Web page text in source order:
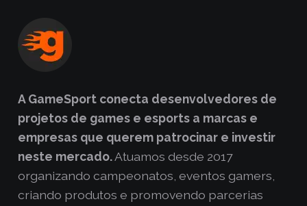
A GameSport conecta desenvolvedores de
projetos de games e esports a marcas e
empresas que querem patrocinar e investir
neste mercado.Atuamos desde 2017
organizando campeonatos, eventos gamers,
criando produtos e promovendo parcerias